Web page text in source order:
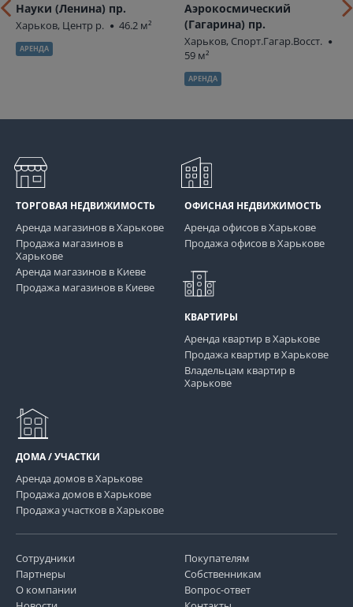
Науки (Ленина) пр.
Харьков, Центр р. 46.2 м²
АРЕНДА
Аэрокосмический
(Гагарина) пр.
Харьков, Спорт.Гагар.Восст.
59 м²
АРЕНДА
ТОРГОВАЯ НЕДВИЖИМОСТЬ
Аренда магазинов в Харькове
Продажа магазинов в
Харькове
Аренда магазинов в Киеве
Продажа магазинов в Киеве
ОФИСНАЯ НЕДВИЖИМОСТЬ
Аренда офисов в Харькове
Продажа офисов в Харькове
КВАРТИРЫ
Аренда квартир в Харькове
Продажа квартир в Харькове
Владельцам квартир в
Харькове
ДОМА / УЧАСТКИ
Аренда домов в Харькове
Продажа домов в Харькове
Продажа участков в Харькове
Сотрудники
Партнеры
Покупателям
Собственникам
О компании
Вопрос-ответ